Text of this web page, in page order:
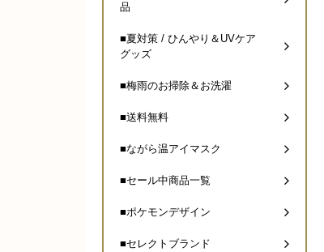
品
■夏対策 / ひんやり＆UVケア
グッズ
■梅雨のお掃除＆お洗濯
■送料無料
■ながら温アイマスク
■セール中商品一覧
■ポケモンデザイン
■セレクトブランド